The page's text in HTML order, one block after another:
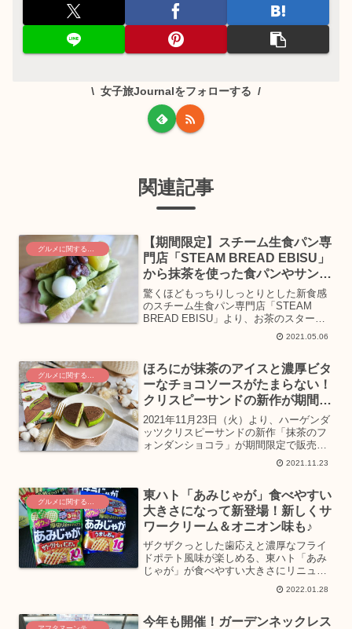
女子旅Journalをフォローする
関連記事
グルメに関するニュース
【期間限定】スチーム生食パン専
門店「STEAM BREAD EBISU」
から抹茶を使った食パンやサンド
イッチが登場！
驚くほどもっちりしっとりとした新食感
のスチーム生食パン専門店「STEAM
BREAD EBISU」より、お茶のスタート
アップ企業・TeaRoom とコラボした、抹
茶を使った限定メニューが、2021年4月
2021.05.06
グルメに関するニュース
ほろにが抹茶のアイスと濃厚ビタ
ーなチョコソースがたまらない！
クリスピーサンドの新作が期間限
定で登場
2021年11月23日（火）より、ハーゲンダ
ッツクリスピーサンドの新作「抹茶のフ
ォンダンショコラ」が期間限定で販売さ
れます。メキシコ料理の“タコス”から着
想を得て7年もの歳月を経て商品化された
エハースでア...
2021.11.23
グルメに関するニュース
東ハト「あみじゃが」食べやすい
大きさになって新登場！新しくサ
ワークリーム＆オニオン味も♪
ザクザクっとした歯応えと濃厚なフライ
ドポテト風味が楽しめる、東ハト「あみ
じゃが」が食べやすい大きさにリニュー
アル！また、うましお味がさらに美味し
く、ニューフレーバーのサワークリーム
量、「じゃが＆じゃがキ...
2022.01.28
今年も開催！ガーデンネックレス